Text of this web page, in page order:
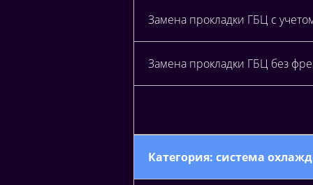
Замена прокладки ГБЦ с
Замена прокладки ГБЦ без
Категория: система